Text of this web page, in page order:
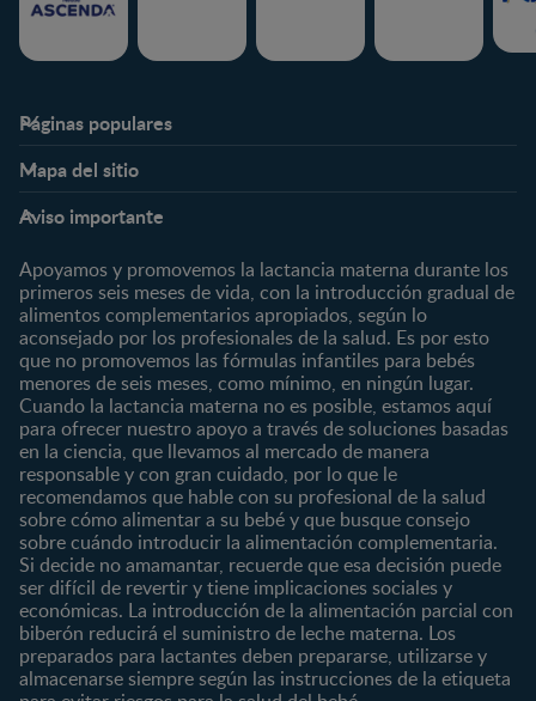
Páginas populares
Expertos en Nutrición
Preguntas Frecuentes
¿Quiénes somos?
Marcas y productos
Nuestros Productos
Nuestras Marcas
Mapa del sitio
Preconcepción
Embarazo
Posparto
0 a 4 meses
4 a 6 meses
6 a 8 meses
8 a 12 meses
12 a 24 meses
Desde 2 años
Preescolar
Escolar
Nutrición
Salud
Maternidad
Paternidad
Vida en familia
Marcas
CERELAC®
GERBER®
KLIM®
Productos
Cereales Infantiles
Compotas y galletas
Fórmulas Infantiles
Aviso importante
Apoyamos y promovemos la lactancia materna durante los
primeros seis meses de vida, con la introducción gradual de
alimentos complementarios apropiados, según lo
aconsejado por los profesionales de la salud. Es por esto
que no promovemos las fórmulas infantiles para bebés
menores de seis meses, como mínimo, en ningún lugar.
Cuando la lactancia materna no es posible, estamos aquí
para ofrecer nuestro apoyo a través de soluciones basadas
en la ciencia, que llevamos al mercado de manera
responsable y con gran cuidado, por lo que le
recomendamos que hable con su profesional de la salud
sobre cómo alimentar a su bebé y que busque consejo
sobre cuándo introducir la alimentación complementaria.
Si decide no amamantar, recuerde que esa decisión puede
ser difícil de revertir y tiene implicaciones sociales y
económicas. La introducción de la alimentación parcial con
biberón reducirá el suministro de leche materna. Los
preparados para lactantes deben prepararse, utilizarse y
almacenarse siempre según las instrucciones de la etiqueta